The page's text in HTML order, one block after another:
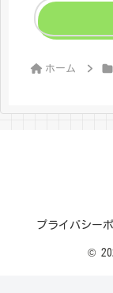
ホーム
プライバシー
©